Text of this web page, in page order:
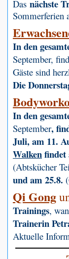
Das nächste
Sommerferien
In den
September,
Gäste sind
Die
In den
September,
Juli, am 11.
Walkenfindet
(Abtskücher
und am 25.8.
Qi Gong
Trainings,
Trainerin
Aktuelle